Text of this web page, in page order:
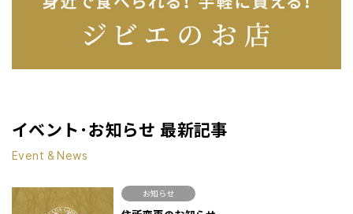
イベント･お知らせ 最新記事
Event & News
お知らせ